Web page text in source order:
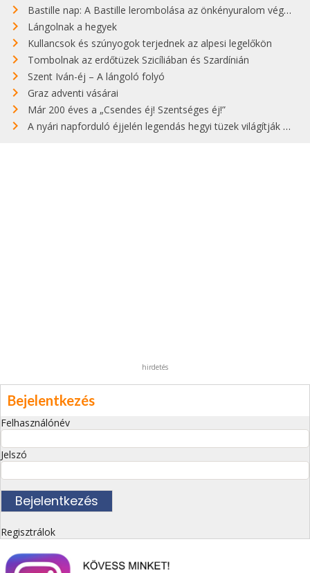
Bastille nap: A Bastille lerombolása az önkényuralom végét jelentette
Lángolnak a hegyek
Kullancsok és szúnyogok terjednek az alpesi legelőkön
Tombolnak az erdőtüzek Szicíliában és Szardínián
Szent Iván-éj – A lángoló folyó
Graz adventi vásárai
Már 200 éves a „Csendes éj! Szentséges éj!”
A nyári napforduló éjjelén legendás hegyi tüzek világítják meg Zugspitzét
hirdetés
Bejelentkezés
Felhasználónév
Jelszó
Regisztrálok